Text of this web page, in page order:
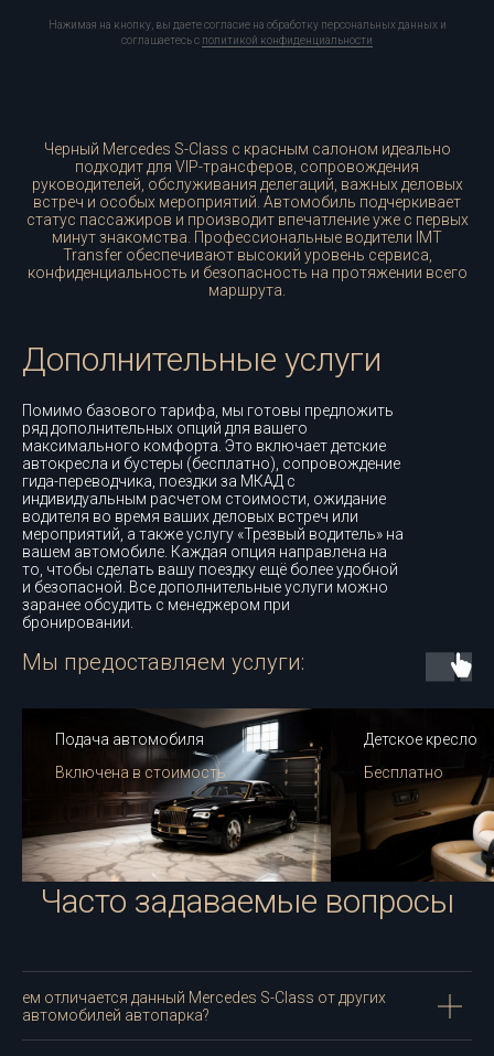
Нажимая на кнопку, вы даете согласие на обработку персональных данных и
соглашаетесь c политикой конфиденциальности
Черный Mercedes S-Class с красным салоном идеально
подходит для VIP-трансферов, сопровождения
руководителей, обслуживания делегаций, важных деловых
встреч и особых мероприятий. Автомобиль подчеркивает
статус пассажиров и производит впечатление уже с первых
минут знакомства. Профессиональные водители IMT
Transfer обеспечивают высокий уровень сервиса,
конфиденциальность и безопасность на протяжении всего
маршрута.
Дополнительные услуги
Помимо базового тарифа, мы готовы предложить
ряд дополнительных опций для вашего
максимального комфорта. Это включает детские
автокресла и бустеры (бесплатно), сопровождение
гида-переводчика, поездки за МКАД с
индивидуальным расчетом стоимости, ожидание
водителя во время ваших деловых встреч или
мероприятий, а также услугу «Трезвый водитель» на
вашем автомобиле. Каждая опция направлена на
то, чтобы сделать вашу поездку ещё более удобной
и безопасной. Все дополнительные услуги можно
заранее обсудить с менеджером при
бронировании.
Мы предоставляем услуги:
Подача автомобиля
Включена в стоимость
Детское кресло
Бесплатно
Часто задаваемые вопросы
ем отличается данный Mercedes S-Class от других
автомобилей автопарка?